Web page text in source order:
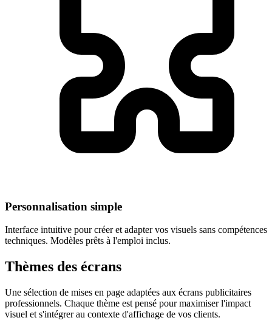
Personnalisation simple
Interface intuitive pour créer et adapter vos visuels sans compétences
techniques. Modèles prêts à l'emploi inclus.
Thèmes des écrans
Une sélection de mises en page adaptées aux écrans publicitaires
professionnels. Chaque thème est pensé pour maximiser l'impact
visuel et s'intégrer au contexte d'affichage de vos clients.